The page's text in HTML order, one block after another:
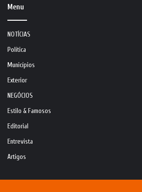
Menu
NOTÍCIAS
Política
Municípios
Exterior
NEGÓCIOS
Estilo & Famosos
Editorial
Entrevista
Artigos